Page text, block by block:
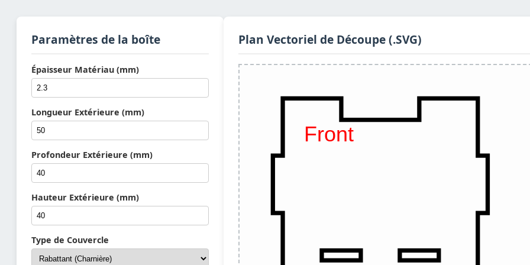
Paramètres de la boîte
Épaisseur Matériau (mm)
Longueur Extérieure (mm)
Profondeur Extérieure (mm)
Hauteur Extérieure (mm)
Type de Couvercle
Plan Vectoriel de Découpe (.SVG)
Front